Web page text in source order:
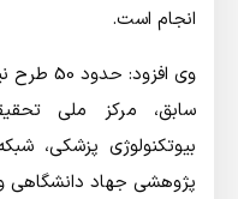
انجام است.
وی
سابق، مرکز ملی
بیوتکنولوژی پزشکی،
پژوهشی جهاد دانشگاهی و